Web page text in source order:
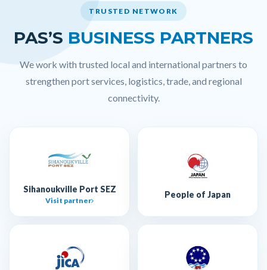
TRUSTED NETWORK
PAS’S BUSINESS PARTNERS
We work with trusted local and international partners to
strengthen port services, logistics, trade, and regional
connectivity.
Sihanoukville Port SEZ
Visit partner
People of Japan